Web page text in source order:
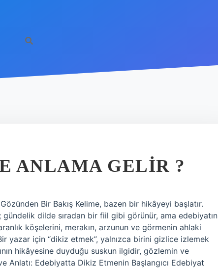
ANLAMA GELIR ?
Bir Bakış Kelime, bazen bir hikâyeyi başlatır.
dilde sıradan bir fiil gibi görünür, ama edebiyatın
köşelerini, merakın, arzunun ve görmenin ahlaki
yazar için “dikiz etmek”, yalnızca birini gizlice izlemek
hikâyesine duyduğu suskun ilgidir, gözlemin ve
Anlatı: Edebiyatta Dikiz Etmenin Başlangıcı Edebiyat